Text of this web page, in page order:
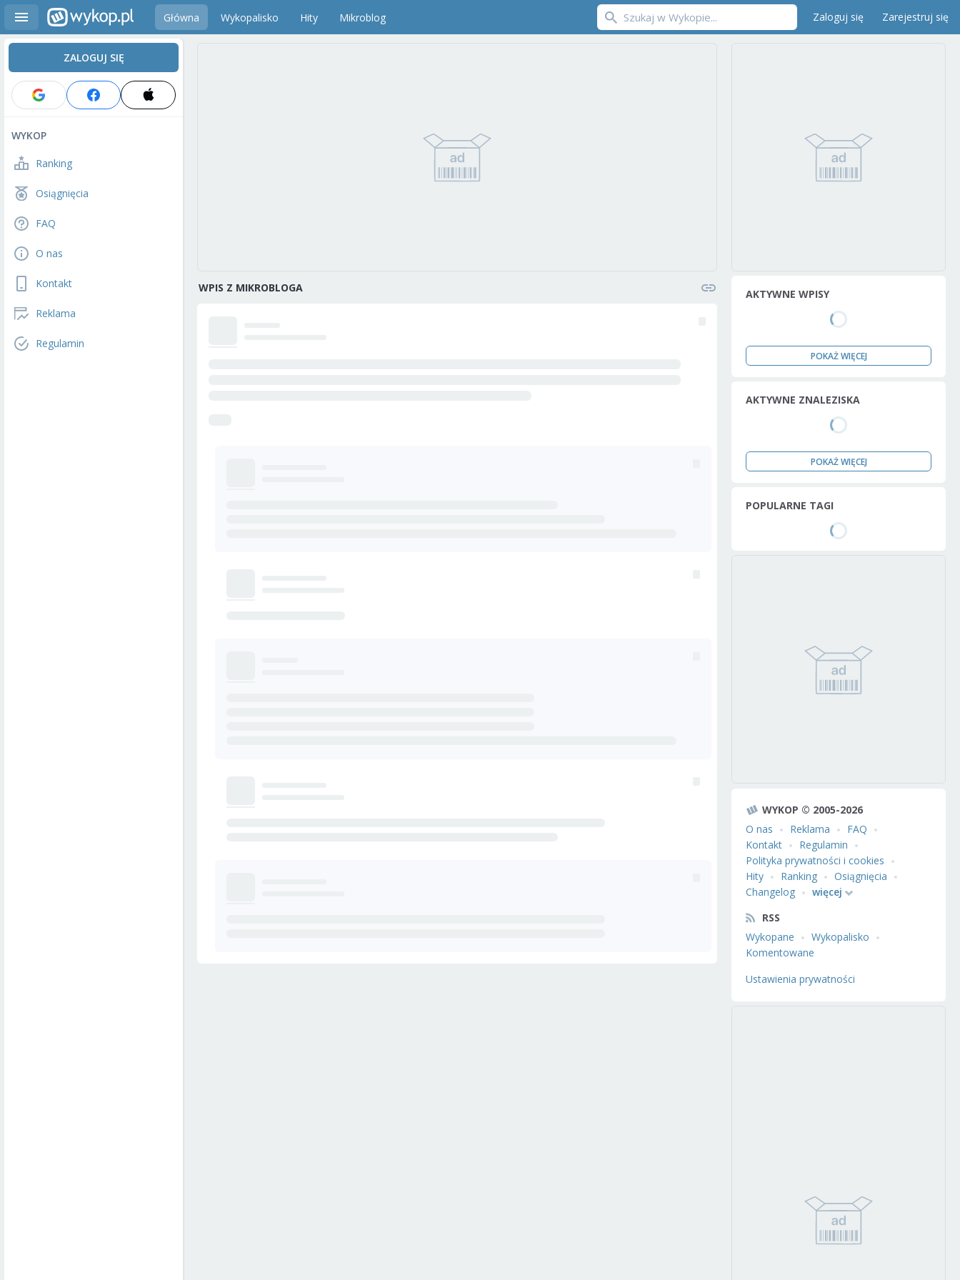
Główna Wykopalisko Hity Mikroblog Zaloguj się Zarejestruj się
ZALOGUJ SIĘ
WYKOP
Ranking
Osiągnięcia
FAQ
O nas
Kontakt
Reklama
Regulamin
WPIS Z MIKROBLOGA AKTYWNE WPISY
POKAŻ WIĘCEJ
AKTYWNE ZNALEZISKA
POKAŻ WIĘCEJ
POPULARNE TAGI
WYKOP © 2005-2026
O nas
Reklama
FAQ
Kontakt
Regulamin
Polityka prywatności i cookies
Hity
Ranking
Osiągnięcia
Changelog
więcej
RSS
Wykopane
Wykopalisko
Komentowane
Ustawienia prywatności